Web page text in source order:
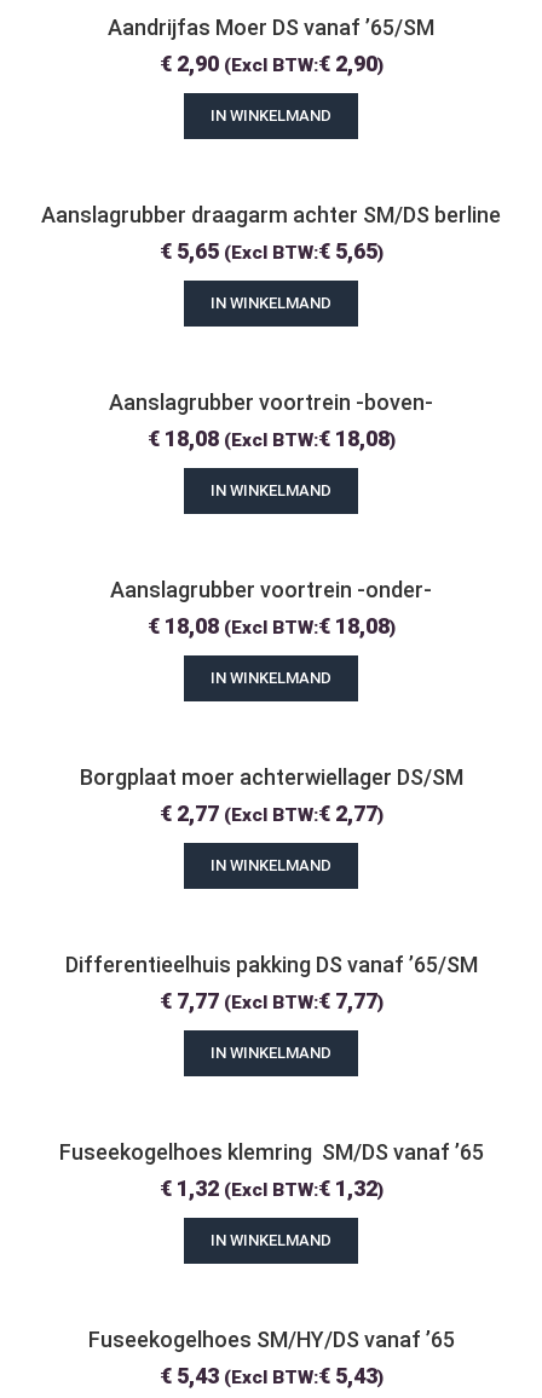
Aandrijfas Moer DS vanaf ’65/SM
€2,90 (Excl BTW:€2,90)
IN WINKELMAND
Aanslagrubber draagarm achter SM/DS berline
€5,65 (Excl BTW:€5,65)
IN WINKELMAND
Aanslagrubber voortrein -boven-
€18,08 (Excl BTW:€18,08)
IN WINKELMAND
Aanslagrubber voortrein -onder-
€18,08 (Excl BTW:€18,08)
IN WINKELMAND
Borgplaat moer achterwiellager DS/SM
€2,77 (Excl BTW:€2,77)
IN WINKELMAND
Differentieelhuis pakking DS vanaf ’65/SM
€7,77 (Excl BTW:€7,77)
IN WINKELMAND
Fuseekogelhoes klemring  SM/DS vanaf ’65
€1,32 (Excl BTW:€1,32)
IN WINKELMAND
Fuseekogelhoes SM/HY/DS vanaf ’65
€5,43 (Excl BTW:€5,43)